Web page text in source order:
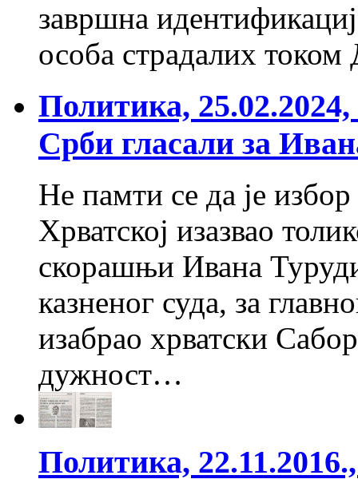
завршна
особа страдалих
Политика,
Срби гласали за
Не памти се да је
Хрватској изазвао
скорашњи Ивана
казненог суда, за
изабрао хрватски
дужност…
Политика,